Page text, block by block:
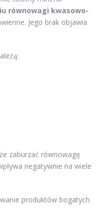
równowagi kwasowo-
Jego brak objawia
zaburzać równowagę
negatywnie na wiele
produktów bogatych